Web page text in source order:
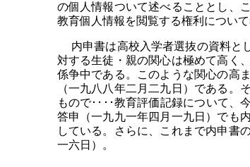
の個人情報ついて述べることとし、
教育個人情報を閲覧する権利について
内申書は高校入学者選抜の資料と
対する生徒・親の関心は極めて高く
係争中である。このような関心の高
（一九八八年二月二九日）である
もので････教育評価記録について、
答申（一九九一年四月一九日）でも
している。さらに、これまで内申書
一六日）。